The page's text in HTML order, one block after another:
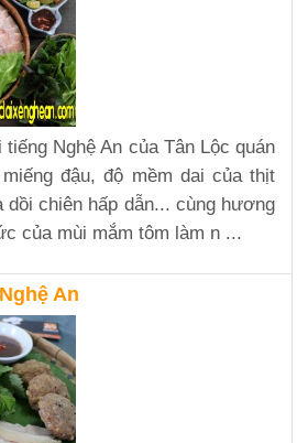
tiếng Nghệ An của Tân Lộc quán
đậu, độ mềm dai của thịt
dồi chiên hấp dẫn... cùng hương
của mùi mắm tôm làm n ...
An